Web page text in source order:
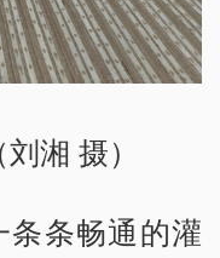
湘 摄）
条畅通的灌